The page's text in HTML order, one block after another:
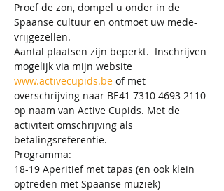
Proef de zon, dompel u onder in de
Spaanse cultuur en ontmoet uw mede-
vrijgezellen.
Aantal plaatsen zijn beperkt.  Inschrijven
mogelijk via mijn website
www.activecupids.be of met
overschrijving naar BE41 7310 4693 2110
op naam van Active Cupids. Met de
activiteit omschrijving als
betalingsreferentie.
Programma:
18-19 Aperitief met tapas (en ook klein
optreden met Spaanse muziek)